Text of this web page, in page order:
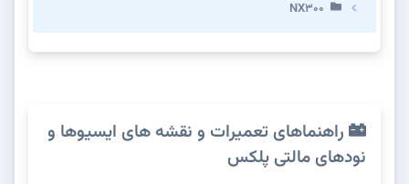
NX300
راهنماهای تعمیرات و نقشه های ایسیوها و
نودهای مالتی پلکس